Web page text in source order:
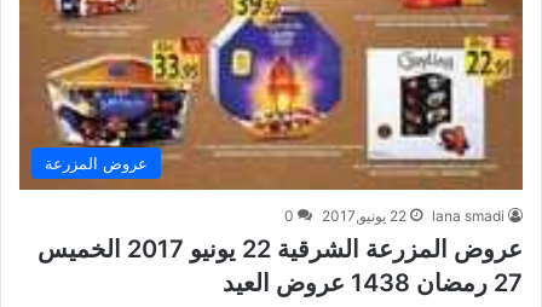
عروض المزرعة
lana smadi 22 يونيو,2017 0
عروض المزرعة الشرقية 22 يونيو 2017 الخميس
27 رمضان 1438 عروض العيد